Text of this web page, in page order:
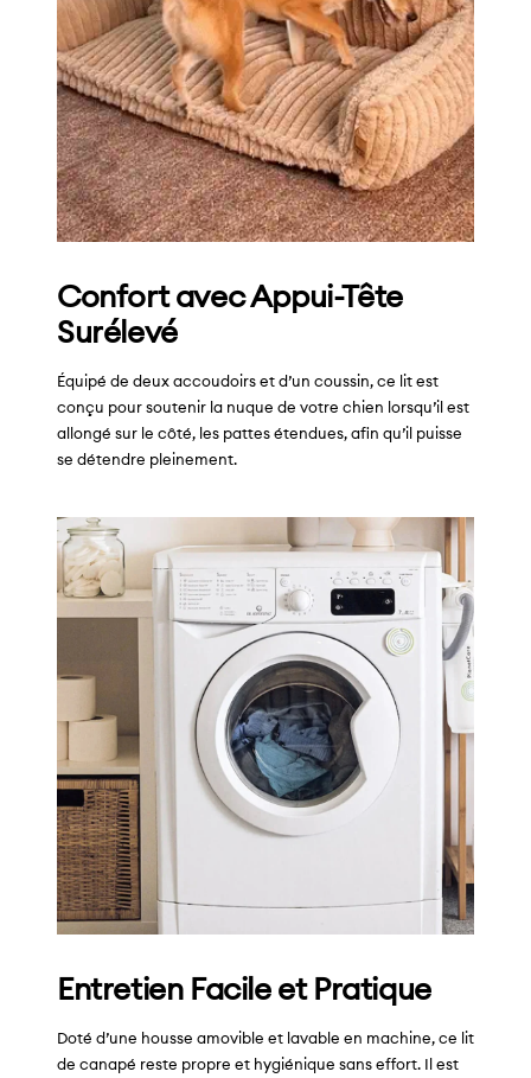
Confort avec Appui-Tête
Surélevé
Équipé de deux accoudoirs et d’un coussin, ce lit est
conçu pour soutenir la nuque de votre chien lorsqu’il est
allongé sur le côté, les pattes étendues, afin qu’il puisse
se détendre pleinement.
Entretien Facile et Pratique
Doté d’une housse amovible et lavable en machine, ce lit
de canapé reste propre et hygiénique sans effort. Il est